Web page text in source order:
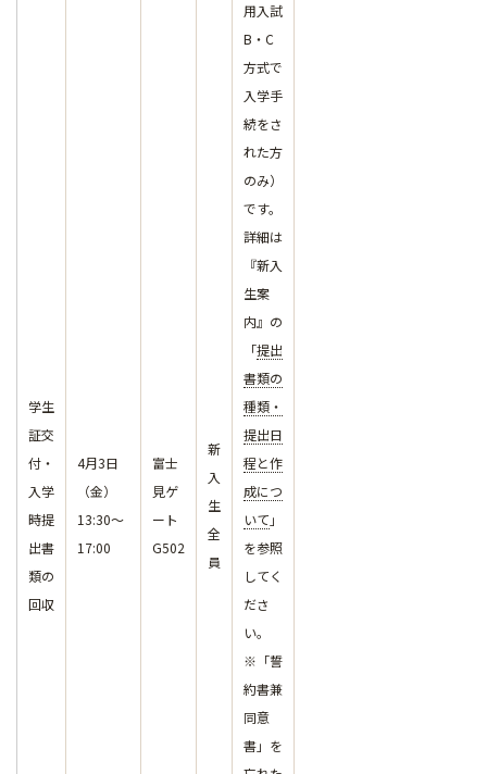
学生
証交
付・
入学
時提
出書
類の
回収
4月3日
（金）
13:30～
17:00
富士
見ゲ
ート
G502
新
入
生
全
員
用入試
B・C
方式で
入学手
続をさ
れた方
のみ）
です。
詳細は
『新入
生案
内』の
「提出
書類の
種類・
提出日
程と作
成につ
いて 」
を参照
してく
ださ
い。
※「誓
約書兼
同意
書」を